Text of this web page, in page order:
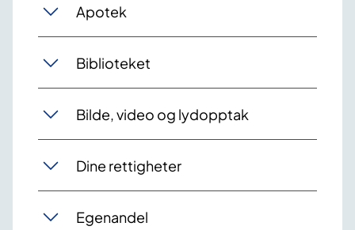
Apotek
Biblioteket
Bilde, video og lydopptak
Dine rettigheter
Egenandel